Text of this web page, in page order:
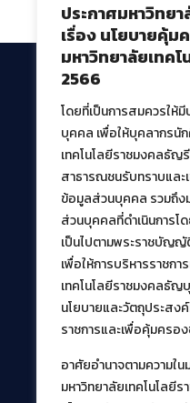
ประกาศมหาวิทย
เรื่อง นโยบายคุ้
มหาวิทยาลัยเทค
2566
โดยที่เป็นการสมควรให้
บุคคล เพื่อให้บุคลากรนั
เทคโนโลยีราชมงคลธัญ
สาธารณชนรับทราบและ
ข้อมูลส่วนบุคคล รวมถึง
ส่วนบุคคลที่ดำเนินการโ
เป็นไปตามพระราชบัญ
เพื่อให้การบริหารราชกา
เทคโนโลยีราชมงคลธัญ
นโยบายและวัตถุประสง
ราชการและเพื่อคุ้มคร
อาศัยอำนาจตามความ
มหาวิทยาลัยเทคโนโล
สำนักวิทยบริการแ
มหาวิทยาลัยเทคโ
39 หมู่ที่ 1 ตำบลค
ปทุมธานี 12120
เผยแพร่ข้อมูลโดย.
สร้างและพัฒนาโด
ฝ่ายพัฒนาและเผ